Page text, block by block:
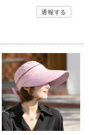
通報する